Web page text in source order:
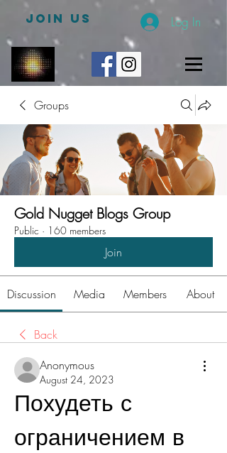
JOIN US Log In
Groups
Gold Nugget Blogs Group
Public · 160 members
Join
Discussion Media Members About
Back
Anonymous
August 24, 2023
Похудеть с
ограничением в